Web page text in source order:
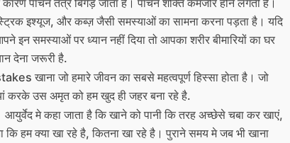
इश्यूज, और कब्ज़ जैसी समस्याओं का सामना करना पड़ता है। यदि
समस्याओं पर ध्यान नहीं दिया तो आपका शरीर बीमारियों का घर
देना जरूरी है.
खाना जो हमारे जीवन का सबसे महत्वपूर्ण हिस्सा होता है। जो
करके उस अमृत को हम खुद ही जहर बना रहे है.
मे कहा जाता है कि खाने को पानी कि तरह अच्छेसे चबा कर खाएं,
हम क्या खा रहे है, कितना खा रहे है। पुराने समय मे जब भी खाना